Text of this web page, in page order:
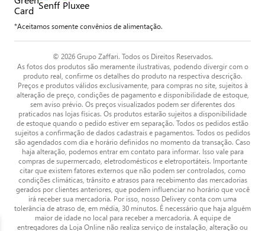
*Aceitamos somente convênios de alimentação.
© 2026 Grupo Zaffari. Todos os Direitos Reservados.
As fotos dos produtos são meramente ilustrativas, podendo divergir com o
produto real, confirme os detalhes do produto na respectiva descrição.
Preços e produtos válidos exclusivamente, para compras no site, sujeitos à
alteração de preço, condições de pagamento e disponibilidade de estoque,
sem aviso prévio. Os preços visualizados podem ser diferentes dos
praticados nas lojas físicas. Os produtos estarão sujeitos a disponibilidade
de estoque quando o pedido estiver em separação. Todos os pedidos estão
sujeitos a confirmação de dados cadastrais e pagamentos. Todos os pedidos
são agendados com dia e horário definidos no momento da transação. Caso
haja alteração, podemos entrar em contato para informar. Isso vale para
compras de supermercado, eletrodomésticos e eletroportáteis. Importante
citar que existem fatores externos que não podem ser controlados, como
condições climáticas, trânsito e atrasos para recebimento das mercadorias
gerados por clientes anteriores, que podem influenciar no horário que você
irá receber sua mercadoria. Por isso, nosso Delivery conta com uma
tolerância de atraso de, em média, 30 minutos. É necessário que haja alguém
maior de idade no local para receber a mercadoria. A equipe de
entregadores da Loja Online não realiza serviço de instalação, alteração ou